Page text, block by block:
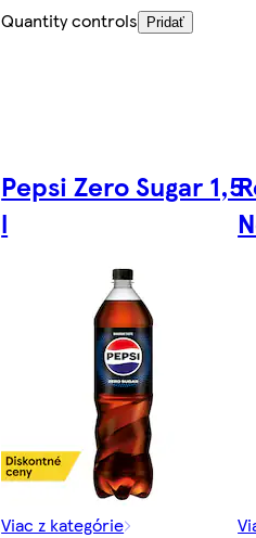
Quantity controls
Pridať
Pepsi Zero Sugar 1,5
l
Viac z kategórie